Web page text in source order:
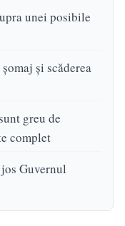
unei posibile
și scăderea
greu de
complet
Guvernul